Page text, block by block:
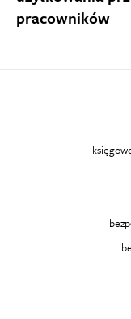
pracowników